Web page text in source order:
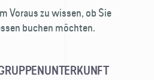
Voraus zu wissen, ob Sie
buchen möchten.